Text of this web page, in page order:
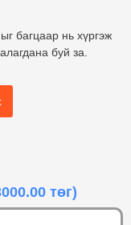
багцаар нь хүргэж
буй за.
төг)